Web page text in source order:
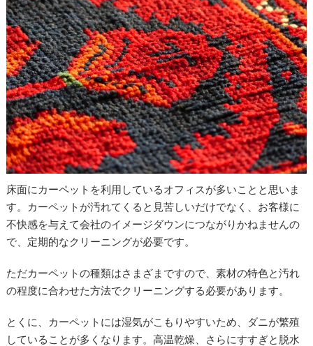
床面にカーペットを利用しているオフィスが多いことと思いま
す。カーペットが汚れてくると見苦しいだけでなく、お客様に
不快感を与えて会社のイメージダウンにつながりかねませんの
で、定期的なクリーニングが必要です。
ただカーペットの種類はさまざまですので、素材の特色と汚れ
の程度に合わせた方法でクリーニングする必要があります。
とくに、カーペットには湿気がこもりやすいため、ダニが繁殖
していることが多くなります。高温乾燥、さらにすすぎと脱水